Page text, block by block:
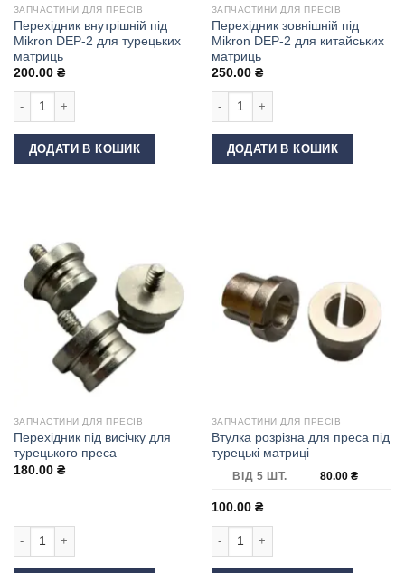
ЗАПЧАСТИНИ ДЛЯ ПРЕСІВ
Перехідник внутрішній під
Mikron DEP-2 для турецьких
матриць
200.00 ₴
ДОДАТИ В КОШИК
ЗАПЧАСТИНИ ДЛЯ ПРЕСІВ
Перехідник зовнішній під
Mikron DEP-2 для китайських
матриць
250.00 ₴
ДОДАТИ В КОШИК
ЗАПЧАСТИНИ ДЛЯ ПРЕСІВ
Перехідник під висічку для
турецького преса
180.00 ₴
ЗАПЧАСТИНИ ДЛЯ ПРЕСІВ
Втулка розрізна для преса під
турецькі матриці
ВІД 5 ШТ. 80.00 ₴
100.00 ₴